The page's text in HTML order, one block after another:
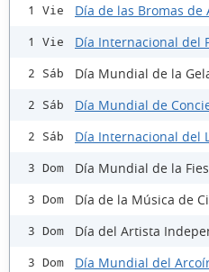
1 Vie Día de las Bromas de
1 Vie Día Internacional del
2 Sáb Día Mundial de la
2 Sáb Día Mundial de
2 Sáb Día Internacional del
3 Dom Día Mundial de la
3 Dom Día de la Música de
3 Dom Día del Artista
3 Dom Día Mundial del